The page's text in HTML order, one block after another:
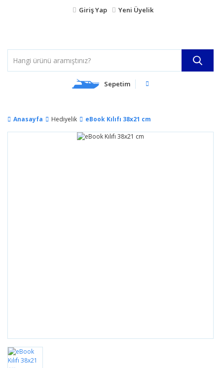
Giriş Yap Yeni Üyelik
Sepetim
Anasayfa Hediyelik eBook Kılıfı 38x21 cm